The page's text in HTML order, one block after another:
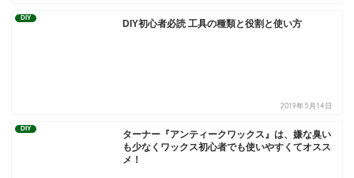
DIY
DIY初心者必読 工具の種類と役割と使い方
2019年5月14日
DIY
ターナー『アンティークワックス』は、嫌な臭い
も少なくワックス初心者でも使いやすくてオスス
メ！